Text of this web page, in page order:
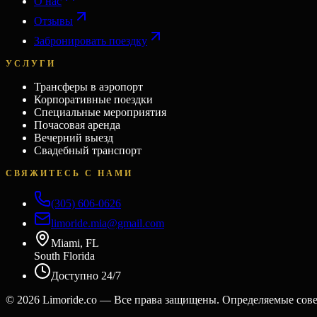
Отзывы
Забронировать поездку
УСЛУГИ
Трансферы в аэропорт
Корпоративные поездки
Специальные мероприятия
Почасовая аренда
Вечерний выезд
Свадебный транспорт
СВЯЖИТЕСЬ С НАМИ
(305) 606-0626
limoride.mia@gmail.com
Miami, FL
South Florida
Доступно 24/7
© 2026 Limoride.co — Все права защищены. Определяемые